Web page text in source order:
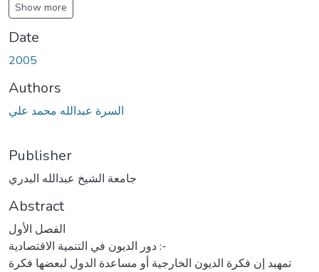
Show more
Date
2005
Authors
السرة عبدالله محمد علي
Publisher
جامعة الشيخ عبدالله البدري
Abstract
الفصل الأول
دور الديون في التنمية الاقتصادية :-
تمهيد إن فكرة الديون الخارجية أو مساعدة الدول لبعضها فكرة